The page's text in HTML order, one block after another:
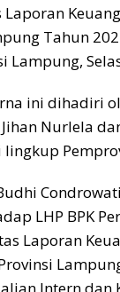
Laporan
Tahun
Lampung,
ini dihadiri
Nurlela
lingkup
LHP BPK
Laporan
Intern dan